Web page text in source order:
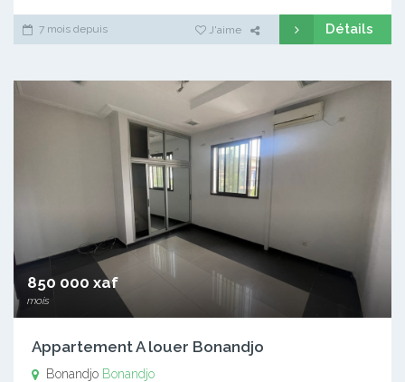
7 mois depuis J'aime Détails
850 000 xaf
mois
Appartement A louer Bonandjo
Bonandjo Bonandjo